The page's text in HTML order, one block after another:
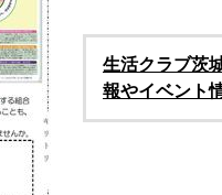
生活クラブ茨
報やイベント